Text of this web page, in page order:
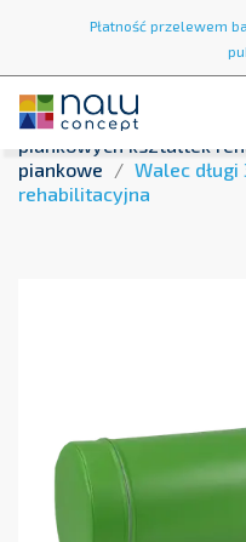
Płatność przelewem
Strona główna
piankowych kształtek
piankowe
Walec długi
rehabilitacyjna